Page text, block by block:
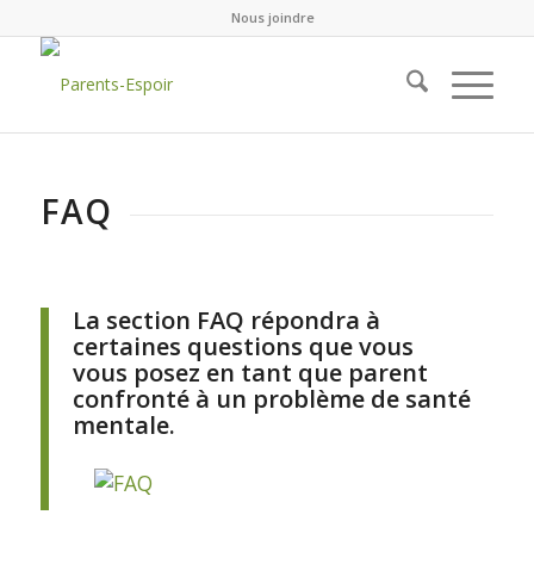
Nous joindre
FAQ
La section FAQ répondra à
certaines questions que vous
vous posez en tant que parent
confronté à un problème de santé
mentale.